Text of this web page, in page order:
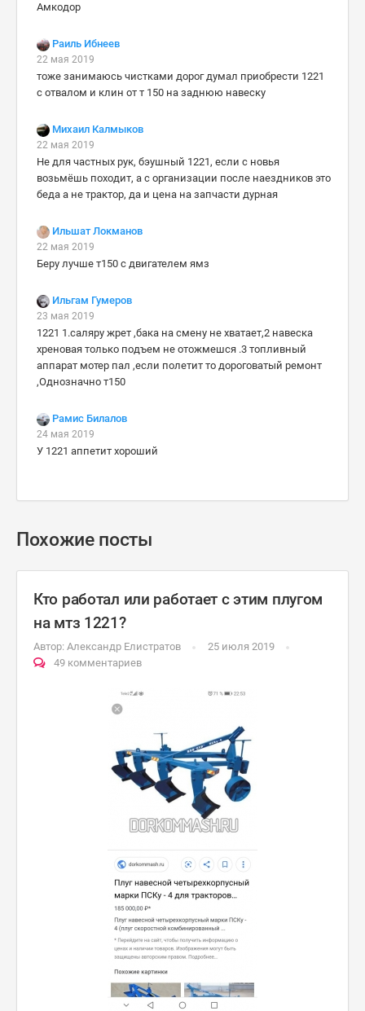
Амкодор
Раиль Ибнеев
22 мая 2019
тоже занимаюсь чистками дорог думал приобрести 1221
с отвалом и клин от т 150 на заднюю навеску
Михаил Калмыков
22 мая 2019
Не для частных рук, бэушный 1221, если с новья
возьмёшь походит, а с организации после наездников это
беда а не трактор, да и цена на запчасти дурная
Ильшат Локманов
22 мая 2019
Беру лучше т150 с двигателем ямз
Ильгам Гумеров
23 мая 2019
1221 1.саляру жрет ,бака на смену не хватает,2 навеска
хреновая только подъем не отожмешся .3 топливный
аппарат мотер пал ,если полетит то дороговатый ремонт
,Однозначно т150
Рамис Билалов
24 мая 2019
У 1221 аппетит хороший
Похожие посты
Кто работал или работает с этим плугом
на мтз 1221?
Автор: Александр Елистратов
25 июля 2019
49 комментариев